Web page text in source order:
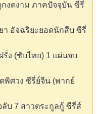
งดงาม ภาคปัจจุบัน ซีรี่
ยา อัจฉริยะยอดนักสืบ ซีรี่
รั่ง (ซับไทย) 1 แผ่นจบ
พิศวง ซีรี่ย์จีน (พากย์
ลับ 7 สาวตระกูลกู้ ซีรี่ส์